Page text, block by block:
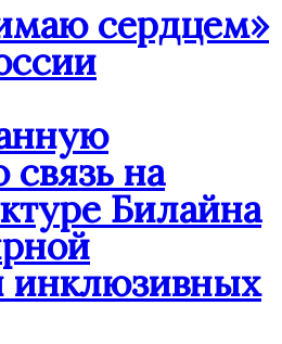
сердцем»
на
Билайна
инклюзивных